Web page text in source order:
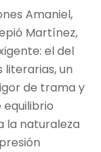
Amaniel,
Martínez,
el del
un
de trama y
equilibrio
la naturaleza